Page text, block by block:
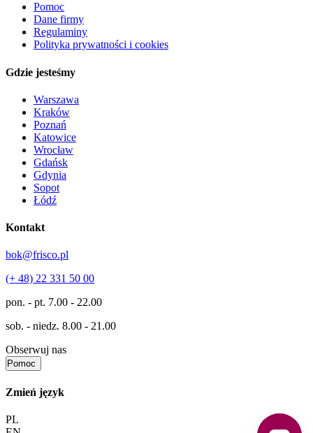
Pomoc
Dane firmy
Regulaminy
Polityka prywatności i cookies
Gdzie jesteśmy
Warszawa
Kraków
Poznań
Katowice
Wrocław
Gdańsk
Gdynia
Sopot
Łódź
Kontakt
bok@frisco.pl
(+ 48) 22 331 50 00
pon. - pt. 7.00 - 22.00
sob. - niedz. 8.00 - 21.00
Obserwuj nas
Pomoc
Zmień język
PL